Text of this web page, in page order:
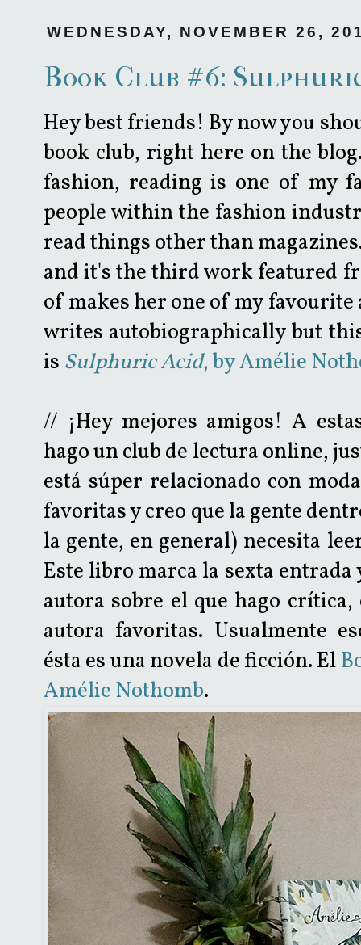
WEDNESDAY, NOVEMBER 26,
Book Club #6:
Hey best friends! By now you
book club, right here on the
fashion, reading is one of my
people within the fashion
read things other than
and it's the third work featured
of makes her one of my
writes autobiographically but
is Sulphuric Acid, by Amélie
// ¡Hey mejores amigos! A
hago un club de lectura online,
está súper relacionado con
favoritas y creo que la gente
la gente, en general) necesita
Este libro marca la sexta
autora sobre el que hago
autora favoritas. Usualmente
ésta es una novela de ficción. El
Amélie Nothomb.